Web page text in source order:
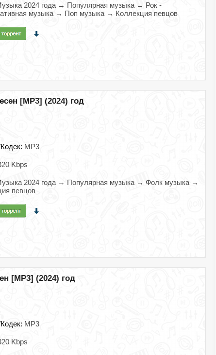
2024 года → Популярная музыка → Рок -
музыка → Поп музыка → Коллекция певцов
[MP3] (2024) год
MP3
Kbps
2024 года → Популярная музыка → Фолк музыка →
певцов
[MP3] (2024) год
MP3
Kbps